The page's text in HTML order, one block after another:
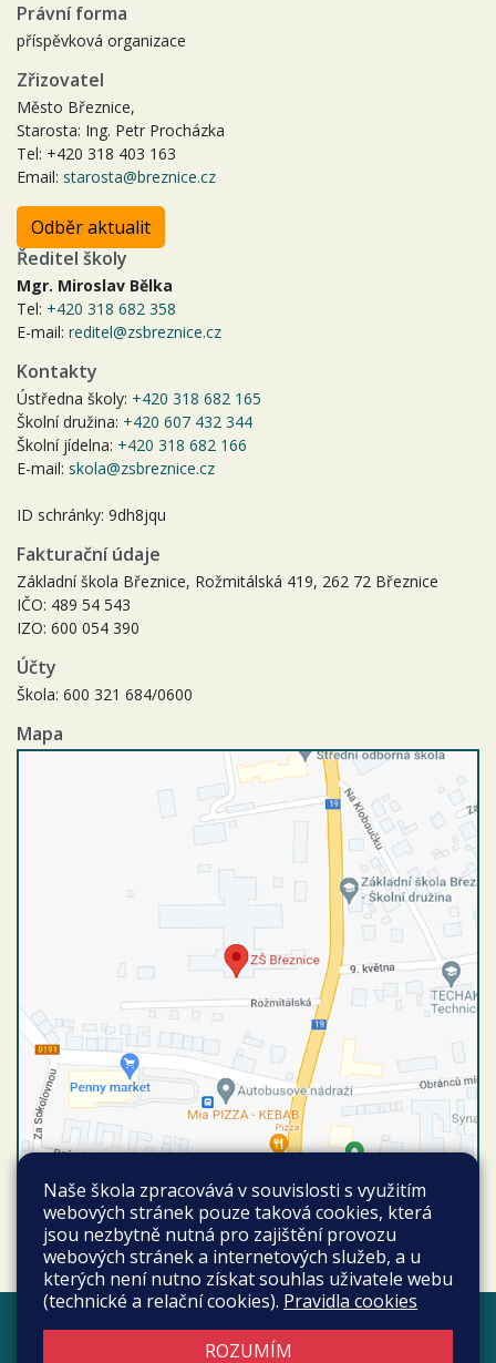
Právní forma
příspěvková organizace
Zřizovatel
Město Březnice,
Starosta: Ing. Petr Procházka
Tel: +420 318 403 163
Email: starosta@breznice.cz
Odběr aktualit
Ředitel školy
Mgr. Miroslav Bělka
Tel: +420 318 682 358
E-mail: reditel@zsbreznice.cz
Kontakty
Ústředna školy: +420 318 682 165
Školní družina: +420 607 432 344
Školní jídelna: +420 318 682 166
E-mail: skola@zsbreznice.cz
ID schránky: 9dh8jqu
Fakturační údaje
Základní škola Březnice, Rožmitálská 419, 262 72 Březnice
IČO: 489 54 543
IZO: 600 054 390
Účty
Škola: 600 321 684/0600
Mapa
Autobusové spojení
Březnice autobusová stanice
Vyhledat spojení
Mapa stránek
Naše škola zpracovává v souvislosti s využitím
webových stránek pouze taková cookies, která
jsou nezbytně nutná pro zajištění provozu
webových stránek a internetových služeb, a u
kterých není nutno získat souhlas uživatele webu
(technické a relační cookies). Pravidla cookies
ROZUMÍM